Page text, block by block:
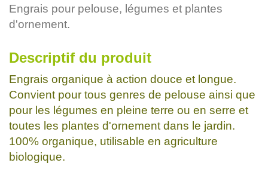
Engrais pour pelouse, légumes et plantes
d'ornement.
Descriptif du produit
Engrais organique à action douce et longue.
Convient pour tous genres de pelouse ainsi que
pour les légumes en pleine terre ou en serre et
toutes les plantes d'ornement dans le jardin.
100% organique, utilisable en agriculture
biologique.